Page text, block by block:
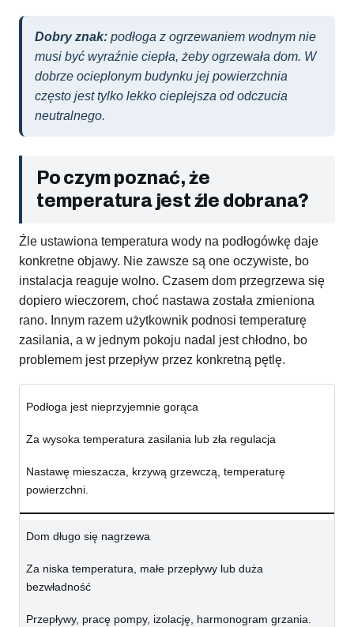
Dobry znak: podłoga z ogrzewaniem wodnym nie
musi być wyraźnie ciepła, żeby ogrzewała dom. W
dobrze ocieplonym budynku jej powierzchnia
często jest tylko lekko cieplejsza od odczucia
neutralnego.
Po czym poznać, że
temperatura jest źle dobrana?
Źle ustawiona temperatura wody na podłogówkę daje
konkretne objawy. Nie zawsze są one oczywiste, bo
instalacja reaguje wolno. Czasem dom przegrzewa się
dopiero wieczorem, choć nastawa została zmieniona
rano. Innym razem użytkownik podnosi temperaturę
zasilania, a w jednym pokoju nadal jest chłodno, bo
problemem jest przepływ przez konkretną pętlę.
Podłoga jest nieprzyjemnie gorąca
Za wysoka temperatura zasilania lub zła regulacja
Nastawę mieszacza, krzywą grzewczą, temperaturę
powierzchni.
Dom długo się nagrzewa
Za niska temperatura, małe przepływy lub duża
bezwładność
Przepływy, pracę pompy, izolację, harmonogram grzania.